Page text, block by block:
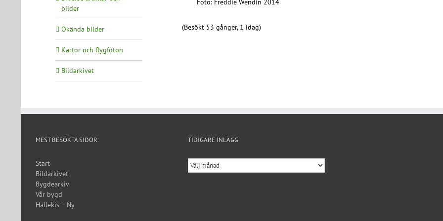
Foto: Freddie Wendin 2014
(Besökt 53 gånger, 1 idag)
bilder
Okända bilder
Kartor och flygfoton
Bildarkivet
MEST BESÖKTA SIDOR:
Start
Bildarkivet
Bygdearkiv
Vår bygd
Hällekis – Ny
TIDIGARE INLÄGG
Tidigare
inlägg